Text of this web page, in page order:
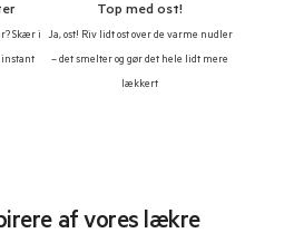
Skær i
instant
Top med ost!
Ja, ost! Riv lidt ost over de varme nudler
– det smelter og gør det hele lidt mere
lækkert
af vores lækre